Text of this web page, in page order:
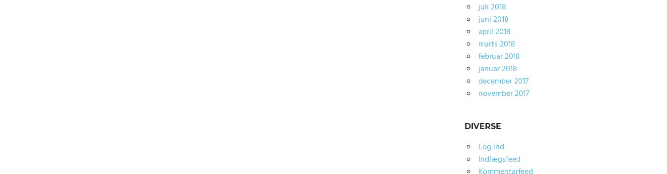
juli 2018
juni 2018
april 2018
marts 2018
februar 2018
januar 2018
december 2017
november 2017
DIVERSE
Log ind
Indlægsfeed